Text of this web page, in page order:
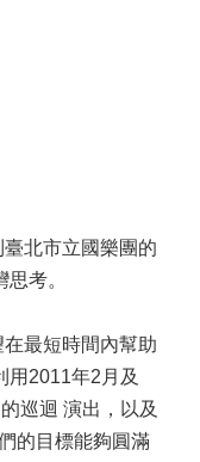
北市立國樂團的
考。
最短時間內幫助
用2011年2月及
巡迴 演出，以及
的目標能夠圓滿